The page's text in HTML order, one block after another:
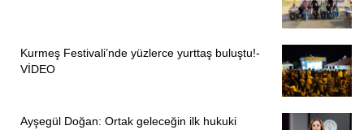
Kurmeş Festivali’nde yüzlerce yurttaş buluştu!-
VİDEO
Ayşegül Doğan: Ortak geleceğin ilk hukuki